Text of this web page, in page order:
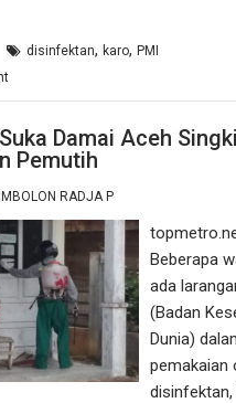
disinfektan,karo,PMI
Damai Aceh
Pemutih
RADJA P
Beberapa
ada
(Badan
Dunia)
pemakaian
disinfektan,